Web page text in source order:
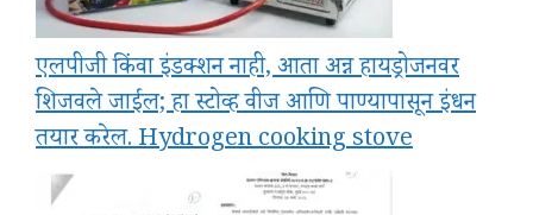
एलपीजी किंवा इंडक्शन नाही, आता अन्न हायड्रोजनवर
शिजवले जाईल; हा स्टोव्ह वीज आणि पाण्यापासून इंधन
तयार करेल. Hydrogen cooking stove